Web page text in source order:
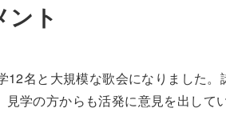
ント
12名と大規模な歌会になりました。
見学の方からも活発に意見を出して